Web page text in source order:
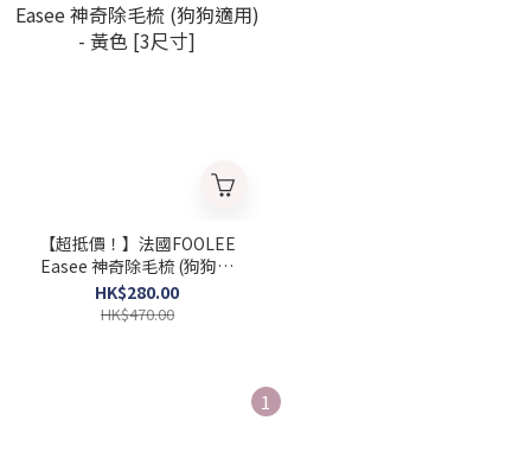
【超抵價！】法國FOOLEE
Easee 神奇除毛梳 (狗狗適
用) - 黃色 [3尺寸]
HK$280.00
HK$470.00
1